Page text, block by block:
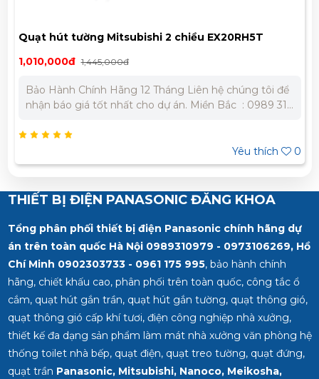
Quạt hút tường Mitsubishi 2 chiều EX20RH5T
1,010,000đ 1,445,000đ
Bảo Hành Chính Hãng 12 Tháng Liên hệ chúng tôi để
nhận báo giá tốt nhất cho dự án. Miền Bắc : 0989 310
332 980
Yêu thích
0
THIẾT BỊ ĐIỆN PANASONIC ĐĂNG KHOA
Tổng phân phối thiết bị điện Panasonic chính hãng dự
án trên toàn quốc Hà Nội 0989310979 - 0973106269, Hồ
Chí Minh 0902303733 - 0961 175 995, bảo hành chính
hãng, chiết khấu cao, phân phối trên toàn quốc, công tắc ổ
cắm, quạt hút gắn trần, quạt hút gắn tường, quạt thông gió,
quạt thông gió cấp khí tươi, điện công nghiệp nhà xưởng,
thiết kế đa dạng sản phẩm làm mát nhà xưởng văn phòng hệ
thống toilet nhà bếp, quạt điện, quạt treo tường, quạt đứng,
quạt trần Panasonic, Mitsubishi, Nanoco, Meikosha,